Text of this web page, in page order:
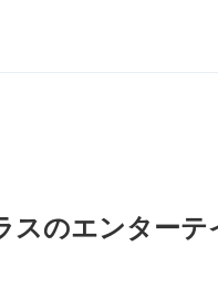
スのエンター